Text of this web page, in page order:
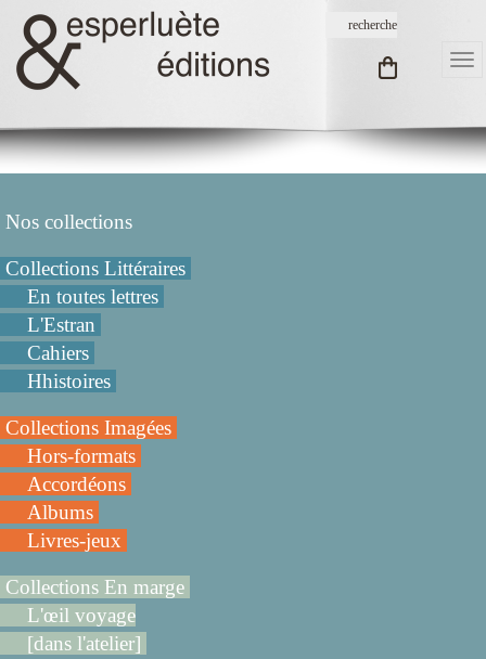
Nos collections
Collections Littéraires
En toutes lettres
L'Estran
Cahiers
Hhistoires
Collections Imagées
Hors-formats
Accordéons
Albums
Livres-jeux
Collections En marge
L'œil voyage
[dans l'atelier]